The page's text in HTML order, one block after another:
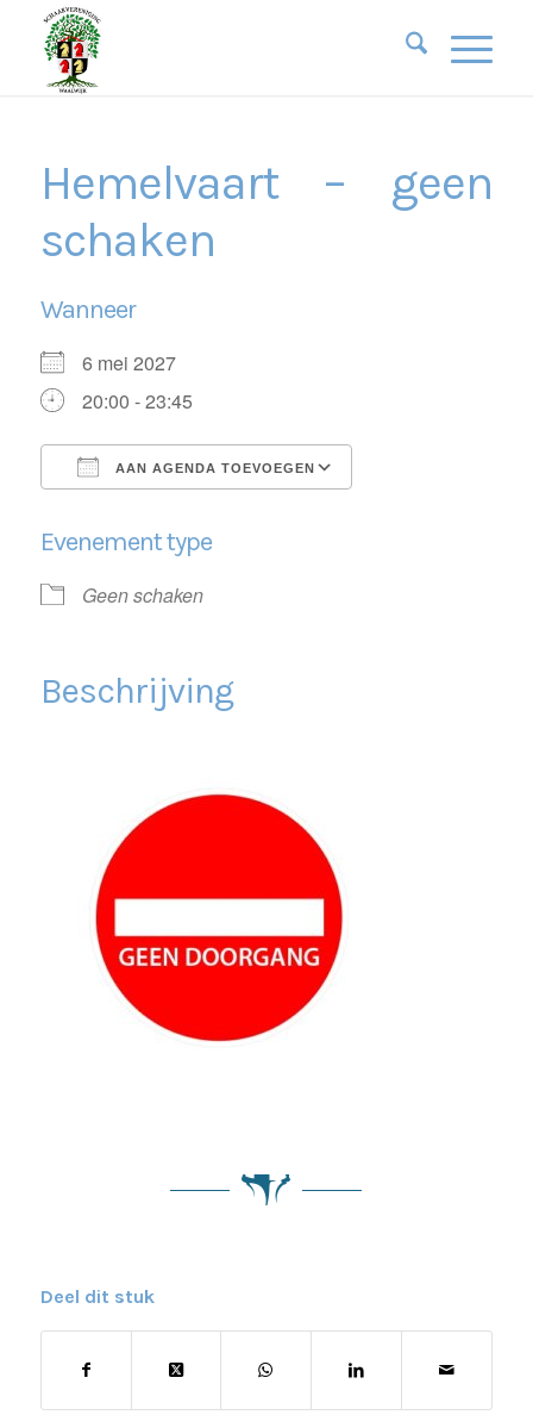
Hemelvaart – geen
schaken
Wanneer
6 mei 2027
20:00 - 23:45
AAN AGENDA TOEVOEGEN
Evenement type
Geen schaken
Beschrijving
Deel dit stuk